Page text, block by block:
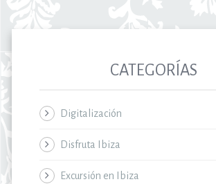
CATEGORÍAS
Digitalización
Disfruta Ibiza
Excursión en Ibiza